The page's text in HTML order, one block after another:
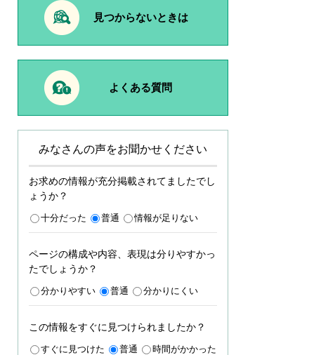
見つからないときは
よくある質問
みなさんの声をお聞かせください
お求めの情報が充分掲載されてましたでし
ょうか？
十分だった 普通 情報が足りない
ページの構成や内容、表現は分りやすかっ
たでしょうか？
分かりやすい 普通 分かりにくい
この情報をすぐに見つけられましたか？
すぐに見つけた 普通 時間がかかった